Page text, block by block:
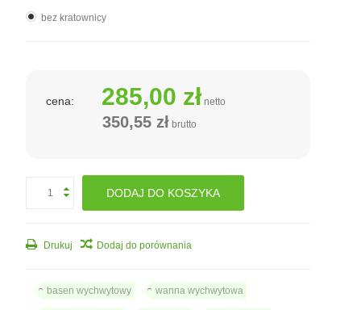
bez kratownicy
cena: 285,00 zł netto
350,55 zł brutto
DODAJ DO KOSZYKA
Drukuj Dodaj do porównania
basen wychwytowy wanna wychwytowa